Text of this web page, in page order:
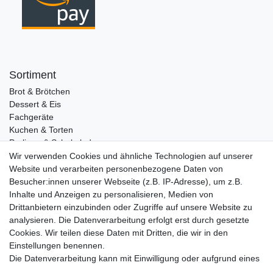
Sortiment
Brot & Brötchen
Dessert & Eis
Fachgeräte
Kuchen & Torten
Pralinen & Schokolade
Lebensmittel
Gutscheine
Informationen
Zahlungsarten
Versandkosten
Service
Rezepte
Wir verwenden Cookies und ähnliche Technologien auf unserer
Website und verarbeiten personenbezogene Daten von
Besucher:innen unserer Webseite (z.B. IP-Adresse), um z.B.
Inhalte und Anzeigen zu personalisieren, Medien von
Drittanbietern einzubinden oder Zugriffe auf unsere Website zu
analysieren. Die Datenverarbeitung erfolgt erst durch gesetzte
Cookies. Wir teilen diese Daten mit Dritten, die wir in den
Einstellungen benennen.
Die Datenverarbeitung kann mit Einwilligung oder aufgrund eines